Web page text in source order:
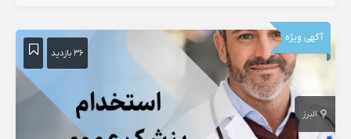
آگهی ویژه
۳۶ بازدید
البرز